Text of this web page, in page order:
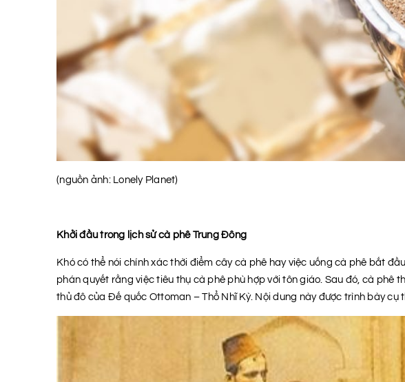
(nguồn ảnh: Lonely Planet)
Khởi đầu trong lịch sử cà phê Trung Đông
Khó có thể nói chính xác thời điểm cây cà phê hay việc uống cà phê bắt
phán quyết rằng việc tiêu thụ cà phê phù hợp với tôn giáo. Sau đó, cà phê
thủ đô của Đế quốc Ottoman – Thổ Nhĩ Kỳ. Nội dung này được trình bày cụ